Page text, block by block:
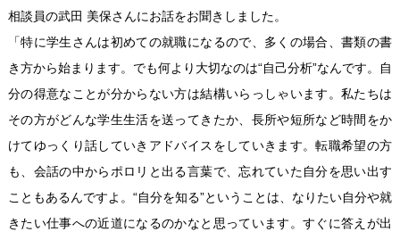
相談員の武田 美保さんにお話をお聞きしました。
「特に学生さんは初めての就職になるので、多くの場合、書類の書
き方から始まります。でも何より大切なのは“自己分析”なんです。自
分の得意なことが分からない方は結構いらっしゃいます。私たちは
その方がどんな学生生活を送ってきたか、長所や短所など時間をか
けてゆっくり話していきアドバイスをしていきます。転職希望の方
も、会話の中からポロリと出る言葉で、忘れていた自分を思い出す
こともあるんですよ。“自分を知る”ということは、なりたい自分や就
きたい仕事への近道になるのかなと思っています。すぐに答えが出